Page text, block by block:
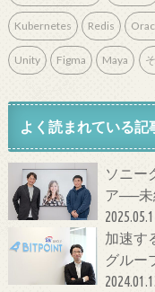
Kubernetes Redis
Unity Figma Maya
よく読まれている記
ソニー
ア──未
加速す
グルー
今を